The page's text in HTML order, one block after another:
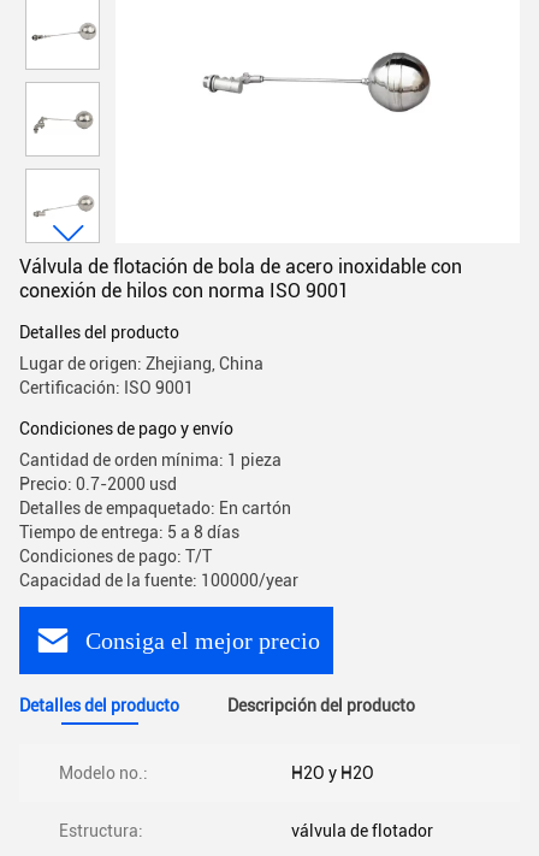
Válvula de flotación de bola de acero inoxidable con
conexión de hilos con norma ISO 9001
Detalles del producto
Lugar de origen: Zhejiang, China
Certificación: ISO 9001
Condiciones de pago y envío
Cantidad de orden mínima: 1 pieza
Precio: 0.7-2000 usd
Detalles de empaquetado: En cartón
Tiempo de entrega: 5 a 8 días
Condiciones de pago: T/T
Capacidad de la fuente: 100000/year
Consiga el mejor precio
Detalles del producto Descripción del producto
Modelo no.: H2O y H2O
Estructura: válvula de flotador